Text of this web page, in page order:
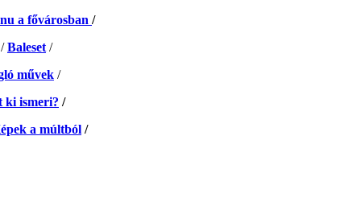
a fővárosban /
/Baleset /
művek /
ki ismeri? /
a múltból /